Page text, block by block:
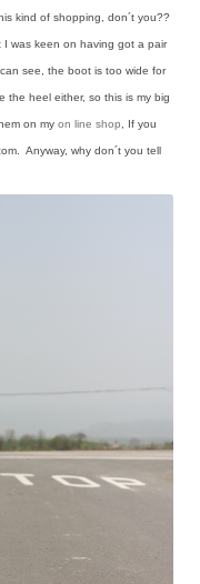
kind of shopping, don´t you??
was keen on having got a pair
see, the boot is too wide for
the heel either, so this is my big
on my on line shop, If you
Anyway, why don´t you tell